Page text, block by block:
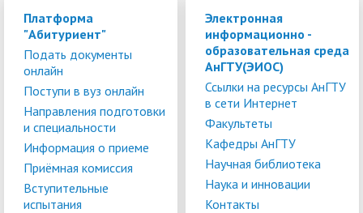
Платформа
"Абитуриент"
Подать документы
онлайн
Поступи в вуз онлайн
Направления подготовки
и специальности
Информация о приеме
Приёмная комиссия
Вступительные
испытания
Электронная
информационно -
образовательная среда
АнГТУ(ЭИОС)
Ссылки на ресурсы АнГТУ
в сети Интернет
Факультеты
Кафедры АнГТУ
Научная библиотека
Наука и инновации
Контакты